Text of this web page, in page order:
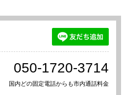
050-1720-3714
国内どの固定電話からも市内通話料金